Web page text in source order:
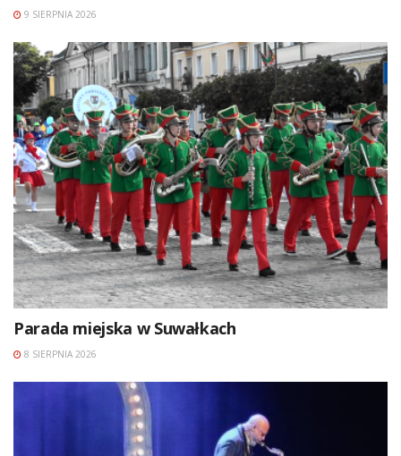
9 SIERPNIA 2026
Parada miejska w Suwałkach
8 SIERPNIA 2026